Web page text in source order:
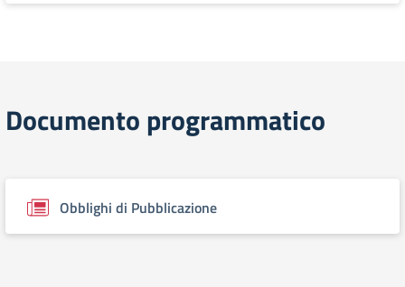
Documento programmatico
Obblighi di Pubblicazione